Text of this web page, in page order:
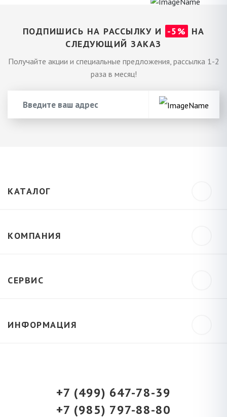
ПОДПИШИСЬ НА РАССЫЛКУ И -5%
НА
СЛЕДУЮЩИЙ ЗАКАЗ
Получайте акции и специальные предложения, рассылка 1-2
раза в месяц!
КАТАЛОГ
КОМПАНИЯ
СЕРВИС
ИНФОРМАЦИЯ
+7 (499) 647-78-39
+7 (985) 797-88-80